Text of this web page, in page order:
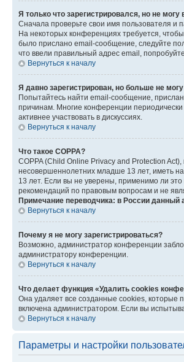
Я только что зарегистрировался, но не могу
Сначала проверьте свои имя пользователя и
На некоторых конференциях требуется,
было прислано email-сообщение, следуйте
что ввели правильный адрес email,
Вернуться к началу
Я давно зарегистрирован, но больше не
Попытайтесь найти email-сообщение,
причинам. Многие конференции
активнее участвовать в дискуссиях.
Вернуться к началу
Что такое COPPA?
COPPA (Child Online Privacy and Protection
несовершеннолетних младше 13 лет, иметь
13 лет. Если вы не уверены, применимо ли
рекомендаций по правовым вопросам и не
Примечание переводчика: в России данный
Вернуться к началу
Почему я не могу зарегистрироваться?
Возможно, администратор конференции
администратору конференции.
Вернуться к началу
Что делает функция «Удалить cookies
Она удаляет все созданные cookies, которые
включена администратором. Если вы
Вернуться к началу
Параметры и настройки